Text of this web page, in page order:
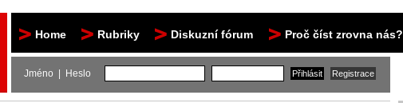
Home Rubriky Diskuzní fórum Proč číst zrovna nás?
Jméno | Heslo